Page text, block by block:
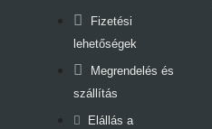
Fizetési
lehetőségek
Megrendelés és
szállítás
Elállás a